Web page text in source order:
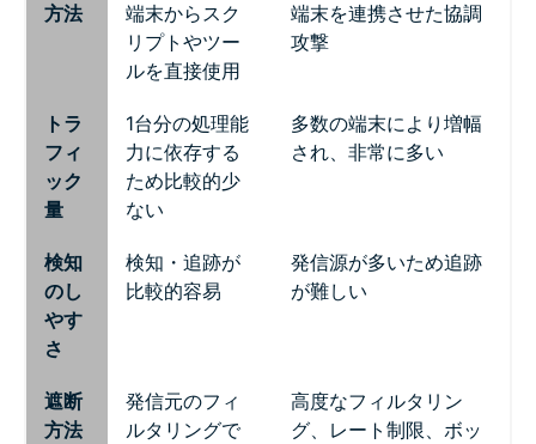
方法
端末からスク
リプトやツー
ルを直接使用
端末を連携させた協調
攻撃
トラ
フィ
ック
量
1台分の処理能
力に依存する
ため比較的少
ない
多数の端末により増幅
され、非常に多い
検知
のし
やす
さ
検知・追跡が
比較的容易
発信源が多いため追跡
が難しい
遮断
方法
発信元のフィ
ルタリングで
高度なフィルタリン
グ、レート制限、ボッ